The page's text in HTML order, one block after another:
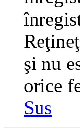
şi nu
orice
Sus